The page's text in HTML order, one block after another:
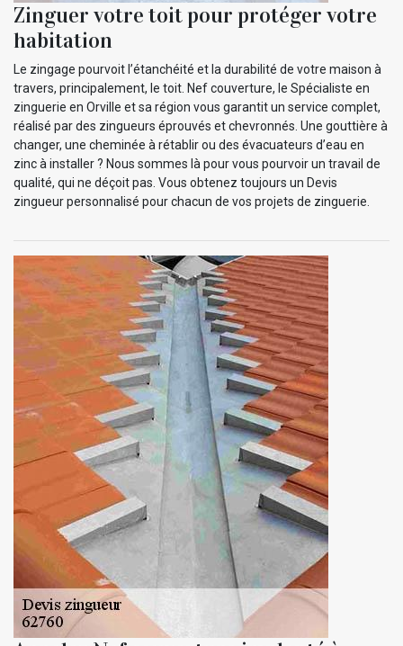
Zinguer votre toit pour protéger votre
habitation
Le zingage pourvoit l’étanchéité et la durabilité de votre maison à
travers, principalement, le toit. Nef couverture, le Spécialiste en
zinguerie en Orville et sa région vous garantit un service complet,
réalisé par des zingueurs éprouvés et chevronnés. Une gouttière à
changer, une cheminée à rétablir ou des évacuateurs d’eau en
zinc à installer ? Nous sommes là pour vous pourvoir un travail de
qualité, qui ne déçoit pas. Vous obtenez toujours un Devis
zingueur personnalisé pour chacun de vos projets de zinguerie.